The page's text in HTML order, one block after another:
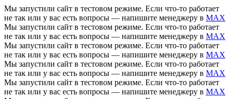
Мы запустили сайт в тестовом режиме. Если что-то работает
не так или у вас есть вопросы — напишите менеджеру в MAX
Мы запустили сайт в тестовом режиме. Если что-то работает
не так или у вас есть вопросы — напишите менеджеру в MAX
Мы запустили сайт в тестовом режиме. Если что-то работает
не так или у вас есть вопросы — напишите менеджеру в MAX
Мы запустили сайт в тестовом режиме. Если что-то работает
не так или у вас есть вопросы — напишите менеджеру в MAX
Мы запустили сайт в тестовом режиме. Если что-то работает
не так или у вас есть вопросы — напишите менеджеру в MAX